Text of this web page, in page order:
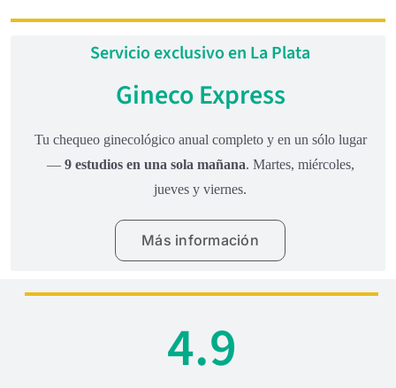
Servicio exclusivo en La Plata
Gineco Express
Tu chequeo ginecológico anual completo y en un sólo lugar
— 9 estudios en una sola mañana. Martes, miércoles,
jueves y viernes.
Más información
4.9